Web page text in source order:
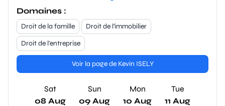
Domaines :
Droit de la famille
Droit de l'immobilier
Droit de l'entreprise
Voir la page de Kevin ISELY
Sat
08 Aug
Sun
09 Aug
Mon
10 Aug
Tue
11 Aug